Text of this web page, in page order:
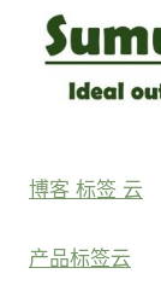
博客 标签 云
产品标签云